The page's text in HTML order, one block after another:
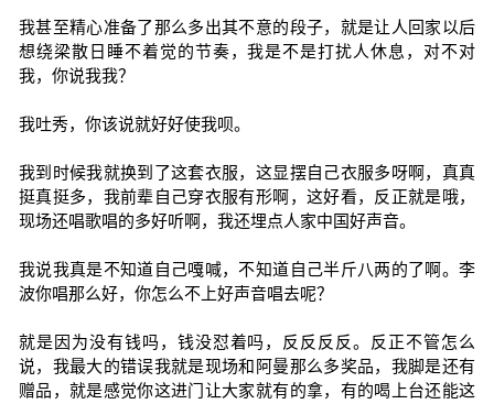
我甚至精心准备了那么多出其不意的段子，就是让人回家以后
想绕梁散日睡不着觉的节奏，我是不是打扰人休息，对不对
我，你说我我？
我吐秀，你该说就好好使我呗。
我到时候我就换到了这套衣服，这显摆自己衣服多呀啊，真真
挺真挺多，我前辈自己穿衣服有形啊，这好看，反正就是哦，
现场还唱歌唱的多好听啊，我还埋点人家中国好声音。
我说我真是不知道自己嘎喊，不知道自己半斤八两的了啊。李
波你唱那么好，你怎么不上好声音唱去呢？
就是因为没有钱吗，钱没怼着吗，反反反反。反正不管怎么
说，我最大的错误我就是现场和阿曼那么多奖品，我脚是还有
赠品，就是感觉你这进门让大家就有的拿，有的喝上台还能这